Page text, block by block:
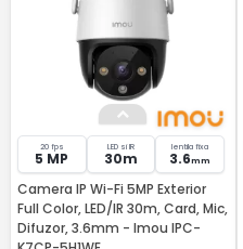
20 fps
5 MP
LED si IR
30m
lentila fixa
3.6mm
Camera IP Wi-Fi 5MP Exterior
Full Color, LED/IR 30m, Card, Mic,
Difuzor, 3.6mm - Imou IPC-